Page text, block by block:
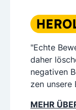
"Echte
daher
negativen
zen unsere
MEHR